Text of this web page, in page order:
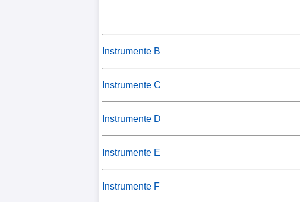
Instrumente B
Instrumente C
Instrumente D
Instrumente E
Instrumente F